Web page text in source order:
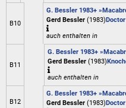
B10
G. Bessler 1983+
Gerd Bessler(1983)
auch enthalten in
B11
G. Bessler 1983+
Gerd Bessler (1983)
auch enthalten in
B12
G. Bessler 1983+
Gerd Bessler(1983)